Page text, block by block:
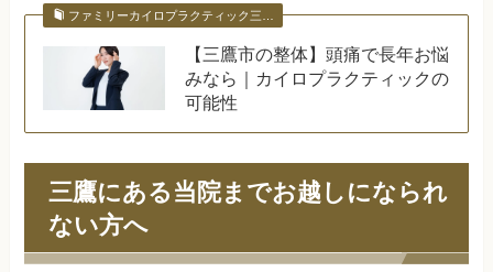
ファミリーカイロプラクティック三…
【三鷹市の整体】頭痛で長年お悩
みなら｜カイロプラクティックの
可能性
三鷹にある当院までお越しになられ
ない方へ